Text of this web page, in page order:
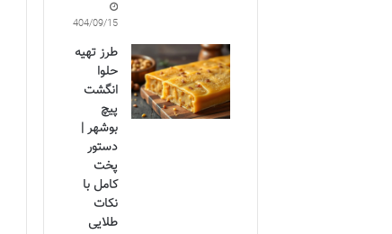
1404/09/15
طرز تهیه
حلوا
انگشت
پیچ
بوشهر |
دستور
پخت
کامل با
نکات
طلایی